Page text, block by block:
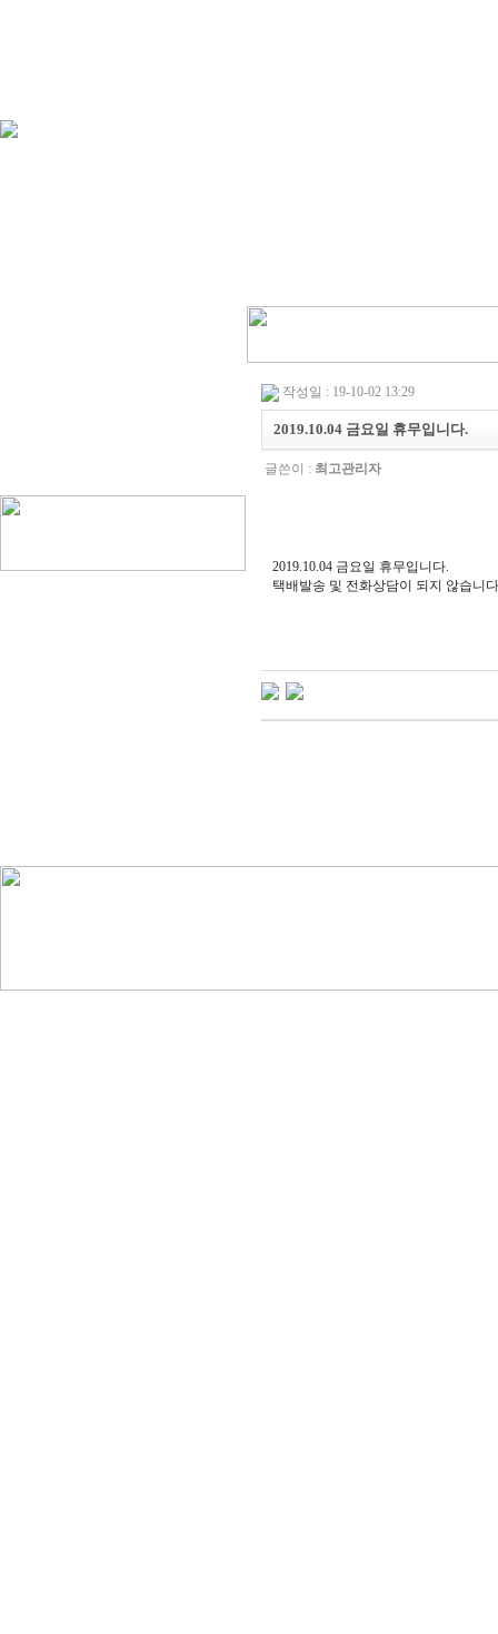
작성일 : 19-10-02 13:29
2019.10.04 금요일 휴무입니다.
글쓴이 : 최고관리자
2019.10.04 금요일 휴무입니다.
택배발송 및 전화상담이 되지 않습니